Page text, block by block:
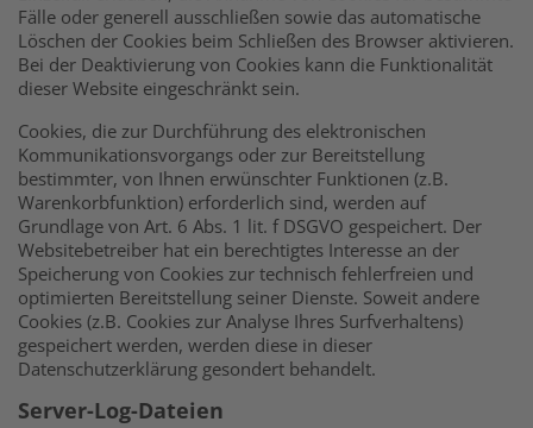
Fälle oder generell ausschließen sowie das automatische
Löschen der Cookies beim Schließen des Browser aktivieren.
Bei der Deaktivierung von Cookies kann die Funktionalität
dieser Website eingeschränkt sein.
Cookies, die zur Durchführung des elektronischen
Kommunikationsvorgangs oder zur Bereitstellung
bestimmter, von Ihnen erwünschter Funktionen (z.B.
Warenkorbfunktion) erforderlich sind, werden auf
Grundlage von Art. 6 Abs. 1 lit. f DSGVO gespeichert. Der
Websitebetreiber hat ein berechtigtes Interesse an der
Speicherung von Cookies zur technisch fehlerfreien und
optimierten Bereitstellung seiner Dienste. Soweit andere
Cookies (z.B. Cookies zur Analyse Ihres Surfverhaltens)
gespeichert werden, werden diese in dieser
Datenschutzerklärung gesondert behandelt.
Server-Log-Dateien